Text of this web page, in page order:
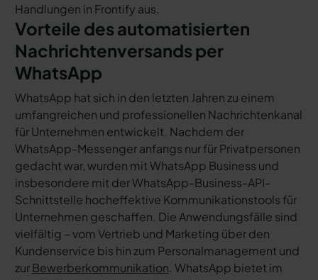
Handlungen in Frontify aus.
Vorteile des automatisierten
Nachrichtenversands per
WhatsApp
WhatsApp hat sich in den letzten Jahren zu einem
umfangreichen und professionellen Nachrichtenkanal
für Unternehmen entwickelt. Nachdem der
WhatsApp-Messenger anfangs nur für Privatpersonen
gedacht war, wurden mit WhatsApp Business und
insbesondere mit der WhatsApp-Business-API-
Schnittstelle hocheffektive Kommunikationstools für
Unternehmen geschaffen. Die Anwendungsfälle sind
vielfältig – vom Vertrieb und Marketing über den
Kundenservice bis hin zum Personalmanagement und
zurBewerberkommunikation. WhatsApp bietet im